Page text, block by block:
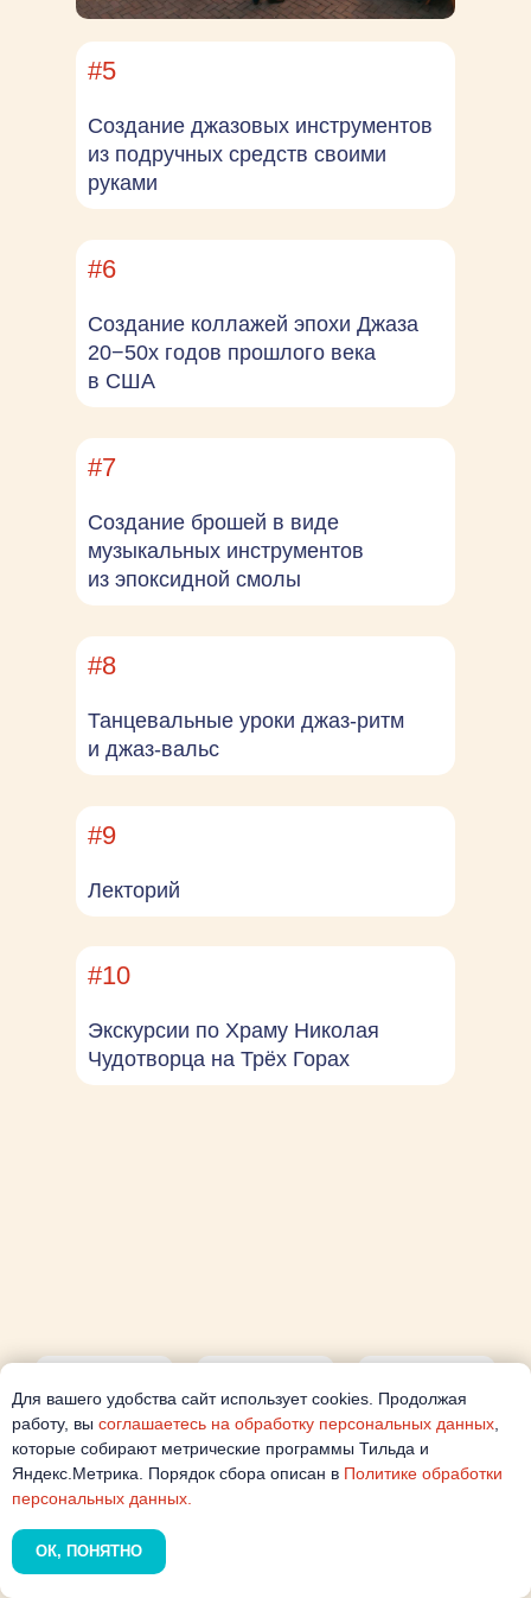
#10
Экскурсии по Храму Николая
Чудотворца на Трёх Горах
#9
Лекторий
#8
Танцевальные уроки джаз-ритм
и джаз-вальс
#7
Создание брошей в виде
музыкальных инструментов
из эпоксидной смолы
#6
Создание коллажей эпохи Джаза
20−50х годов прошлого века
в США
#5
Создание джазовых инструментов
из подручных средств своими
руками
Для вашего удобства сайт использует cookies. Продолжая
работу, вы соглашаетесь на обработку персональных данных
которые собирают метрические программы Тильда и
Яндекс.Метрика. Порядок сбора описан в Политике обработки
персональных данных.
ОК, ПОНЯТНО